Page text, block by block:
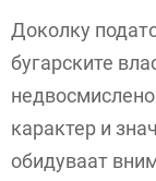
Доколку
бугарските
карактер и
обидуваат